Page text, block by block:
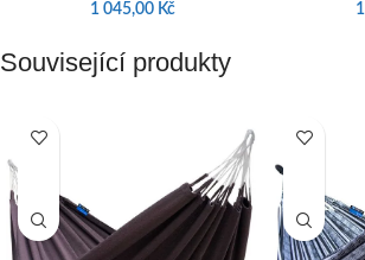
1 045,00 Kč
Související produkty